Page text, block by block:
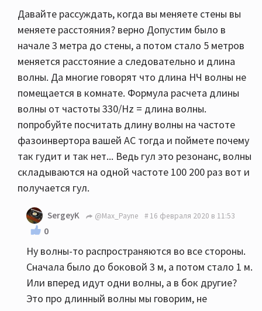
Давайте рассуждать, когда вы меняете стены вы
меняете расстояния? верно Допустим было в
начале 3 метра до стены, а потом стало 5 метров
меняется расстояние а следовательно и длина
волны. Да многие говорят что длина НЧ волны не
помещается в комнате. Формула расчета длины
волны от частоты 330/Hz = длина волны.
попробуйте посчитать длину волны на частоте
фазоинвертора вашей АС тогда и поймете почему
так гудит и так нет... Ведь гул это резонанс, волны
складываются на одной частоте 100 200 раз вот и
получается гул.
SergeyK @Max_Payne 16 февраля 2020 в 11:53
0
Ну волны-то распространяются во все стороны.
Сначала было до боковой 3 м, а потом стало 1 м.
Или вперед идут одни волны, а в бок другие?
Это про длинный волны мы говорим, не